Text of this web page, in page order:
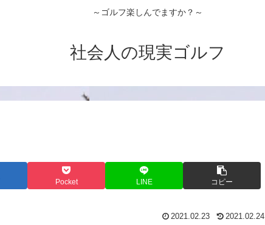
～ゴルフ楽しんでますか？～
社会人の現実ゴルフ
Pocket LINE コピー
2021.02.23 2021.02.24